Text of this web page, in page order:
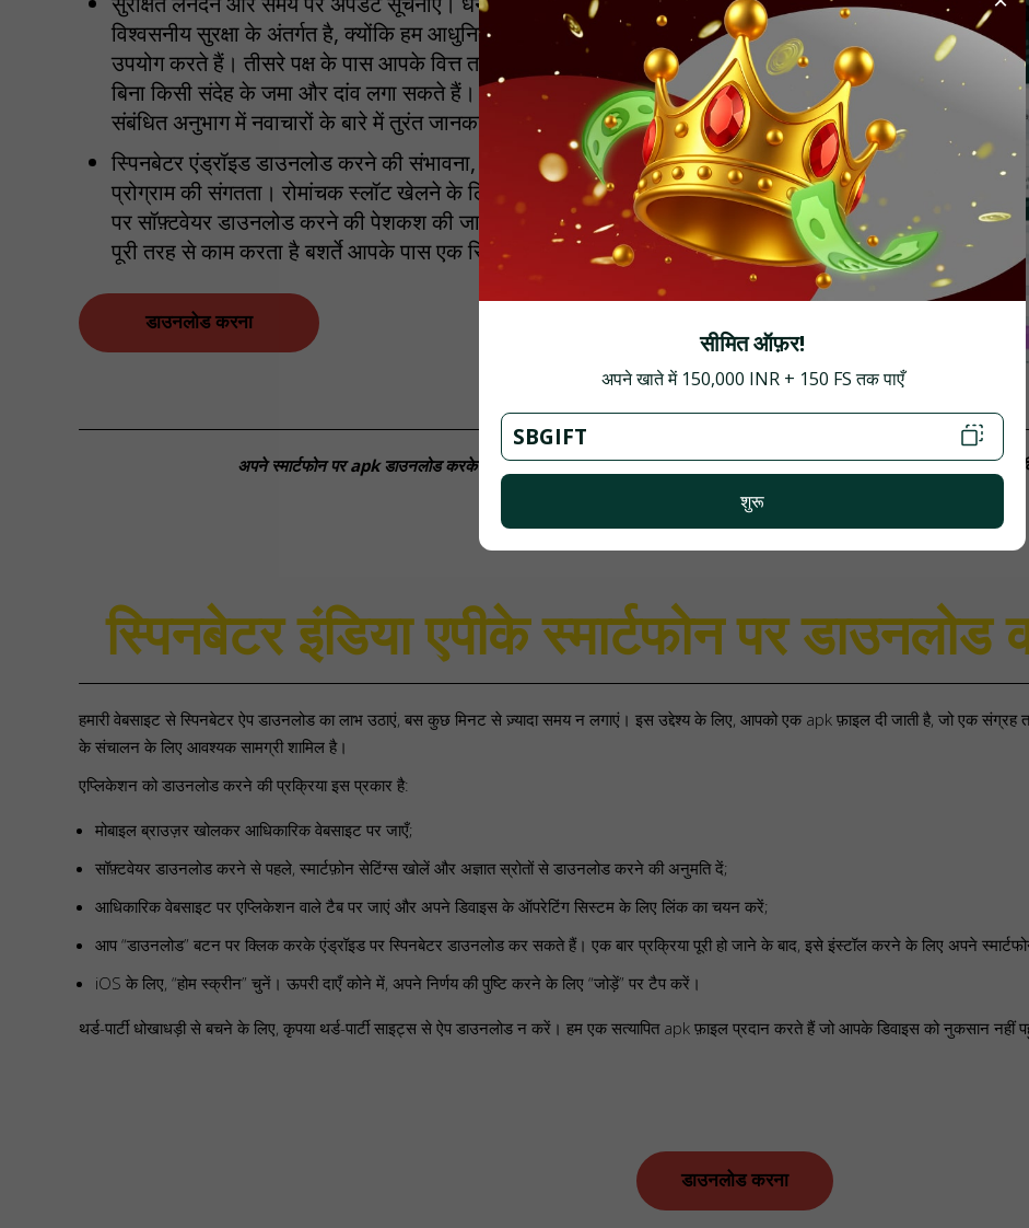
विश्वसनीय सुरक्षा के अंतर्गत है, क्योंकि हम आधुनिक डेटा एन्क्रिप्शन सिस्टम का
उपयोग करते हैं। तीसरे पक्ष के पास आपके वित्त तक पहुँच नहीं होगी, इसलिए आप
बिना किसी संदेह के जमा और दांव लगा सकते हैं। अपडेट के लिए - हम साइट के
संबंधित अनुभाग में नवाचारों के बारे में तुरंत जानकारी प्रकाशित करते हैं;
स्पिनबेटर एंड्रॉइड डाउनलोड करने की संभावना, साथ ही iOS डिवाइस के साथ
प्रोग्राम की संगतता। रोमांचक स्लॉट खेलने के लिए आपको किसी भी स्मार्टफोन
पर सॉफ़्टवेयर डाउनलोड करने की पेशकश की जाती है। प्रोग्राम डिवाइस पर
पूरी तरह से काम करता है बशर्ते आपके पास एक स्थिर इंटरनेट कनेक्शन हो।
डाउनलोड करना
अपने स्मार्टफोन पर apk डाउनलोड करके एप्लिकेशन की पूरी कार्यक्षमता से परिचित हो जाएँ। आप जल्दी से प्रोग्राम डाउनलोड कर लेंगे
स्पिनबेटर इंडिया एपीके स्मार्टफोन पर
हमारी वेबसाइट से स्पिनबेटर ऐप डाउनलोड का लाभ उठाएं, बस कुछ मिनट से ज़्यादा समय न लगाएं। इस उद्देश्य के लिए, आपको एक apk फ़ाइल दी जाती है, जो एक
के संचालन के लिए आवश्यक सामग्री शामिल है।
एप्लिकेशन को डाउनलोड करने की प्रक्रिया इस प्रकार है:
मोबाइल ब्राउज़र खोलकर आधिकारिक वेबसाइट पर जाएँ;
सॉफ़्टवेयर डाउनलोड करने से पहले, स्मार्टफ़ोन सेटिंग्स खोलें और अज्ञात स्रोतों से डाउनलोड करने की अनुमति दें;
आधिकारिक वेबसाइट पर एप्लिकेशन वाले टैब पर जाएं और अपने डिवाइस के ऑपरेटिंग सिस्टम के लिए लिंक का चयन करें;
आप “डाउनलोड” बटन पर क्लिक करके एंड्रॉइड पर स्पिनबेटर डाउनलोड कर सकते हैं। एक बार प्रक्रिया पूरी हो जाने के बाद, इसे इंस्टॉल करने के लिए अपने
iOS के लिए, “होम स्क्रीन” चुनें। ऊपरी दाएँ कोने में, अपने निर्णय की पुष्टि करने के लिए “जोड़ें” पर टैप करें।
थर्ड-पार्टी धोखाधड़ी से बचने के लिए, कृपया थर्ड-पार्टी साइट्स से ऐप डाउनलोड न करें। हम एक सत्यापित apk फ़ाइल प्रदान करते हैं जो आपके डिवाइस को नुकसान नहीं
डाउनलोड करना
सीमित ऑफ़र!
अपने खाते में 150,000 INR + 150 FS तक पाएँ
SBGIFT
शुरू